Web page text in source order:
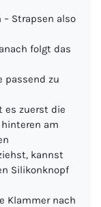
Strapsen also
folgt das
passend zu
es zuerst die
am
kannst
Silikonknopf
Klammer nach